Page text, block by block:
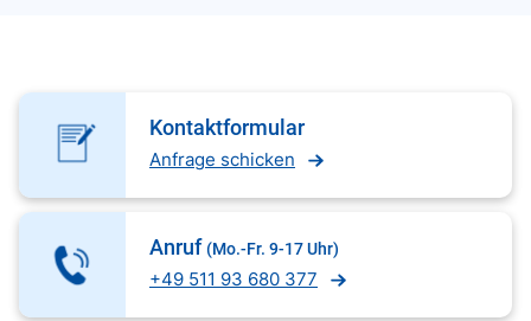
Kontaktformular
Anfrage schicken
Anruf (Mo.-Fr. 9-17 Uhr)
+49 511 93 680 377